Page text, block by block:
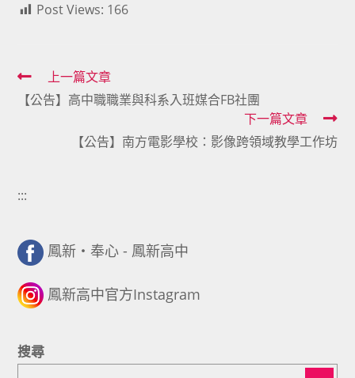
Post Views: 166
Read
more
上一篇文章
【公告】高中職職業與科系入班媒合FB社團
下一篇文章
【公告】南方電影學校：影像跨領域教學工作坊
:::
鳳新・奉心 - 鳳新高中
鳳新高中官方Instagram
搜尋